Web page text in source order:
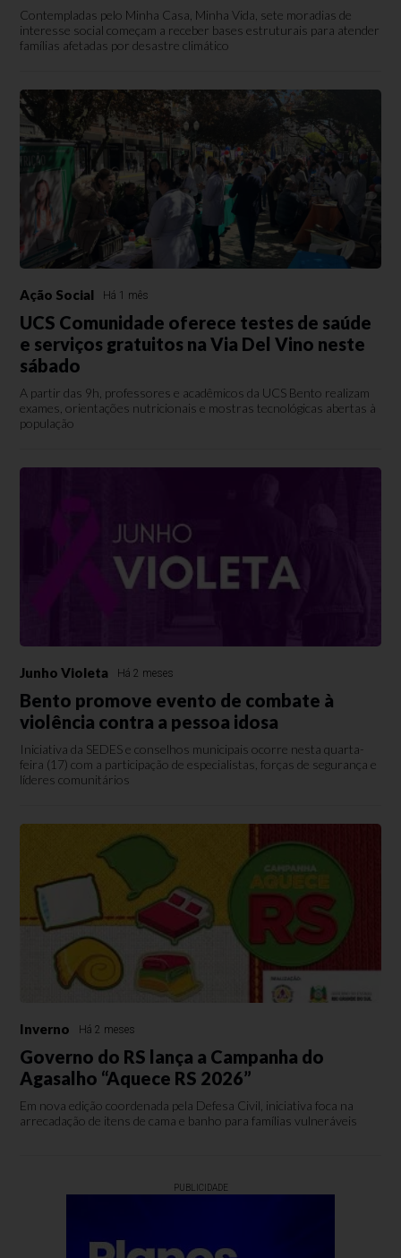
Contempladas pelo Minha Casa, Minha Vida, sete moradias de
interesse social começam a receber bases estruturais para atender
famílias afetadas por desastre climático
Ação Social Há 1 mês
UCS Comunidade oferece testes de saúde
e serviços gratuitos na Via Del Vino neste
sábado
A partir das 9h, professores e acadêmicos da UCS Bento realizam
exames, orientações nutricionais e mostras tecnológicas abertas à
população
Junho Violeta Há 2 meses
Bento promove evento de combate à
violência contra a pessoa idosa
Iniciativa da SEDES e conselhos municipais ocorre nesta quarta-
feira (17) com a participação de especialistas, forças de segurança e
líderes comunitários
Inverno Há 2 meses
Governo do RS lança a Campanha do
Agasalho “Aquece RS 2026”
Em nova edição coordenada pela Defesa Civil, iniciativa foca na
arrecadação de itens de cama e banho para famílias vulneráveis
PUBLICIDADE